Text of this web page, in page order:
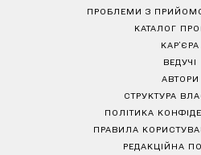
ПРОБЛЕМИ З
КАТАЛОГ
КАР’ЄРА
ВЕДУЧІ
АВТОРИ
СТРУКТУРА
ПОЛІТИКА
ПРАВИЛА
РЕДАКЦІЙНА